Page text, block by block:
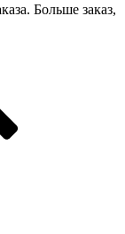
Больше заказ,